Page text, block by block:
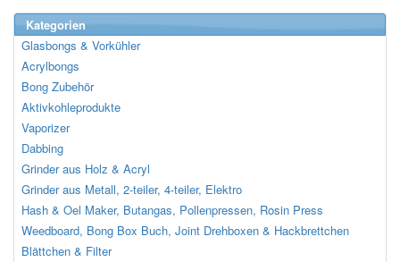
Kategorien
Glasbongs & Vorkühler
Acrylbongs
Bong Zubehör
Aktivkohleprodukte
Vaporizer
Dabbing
Grinder aus Holz & Acryl
Grinder aus Metall, 2-teiler, 4-teiler, Elektro
Hash & Oel Maker, Butangas, Pollenpressen, Rosin Press
Weedboard, Bong Box Buch, Joint Drehboxen & Hackbrettchen
Blättchen & Filter